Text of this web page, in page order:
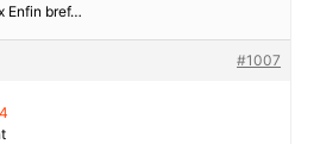
Enfin bref…
#1007